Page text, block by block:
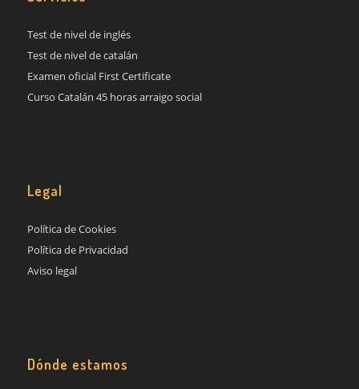
Test de nivel de inglés
Test de nivel de catalán
Examen oficial First Certificate
Curso Catalán 45 horas arraigo social
Legal
Política de Cookies
Política de Privacidad
Aviso legal
Dónde estamos